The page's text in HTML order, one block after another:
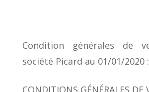
Condition générales de
société Picard au 01/01/2020 :
CONDITIONS GÉNÉRALES DE